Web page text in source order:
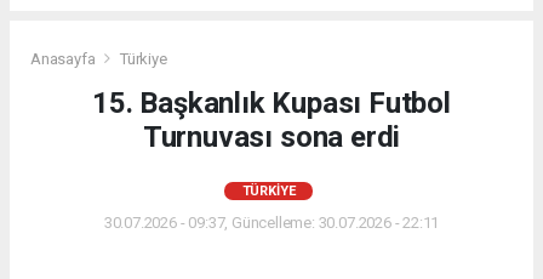
Anasayfa Türkiye
15. Başkanlık Kupası Futbol
Turnuvası sona erdi
TÜRKIYE
30.07.2026 - 09:37, Güncelleme: 30.07.2026 - 22:11